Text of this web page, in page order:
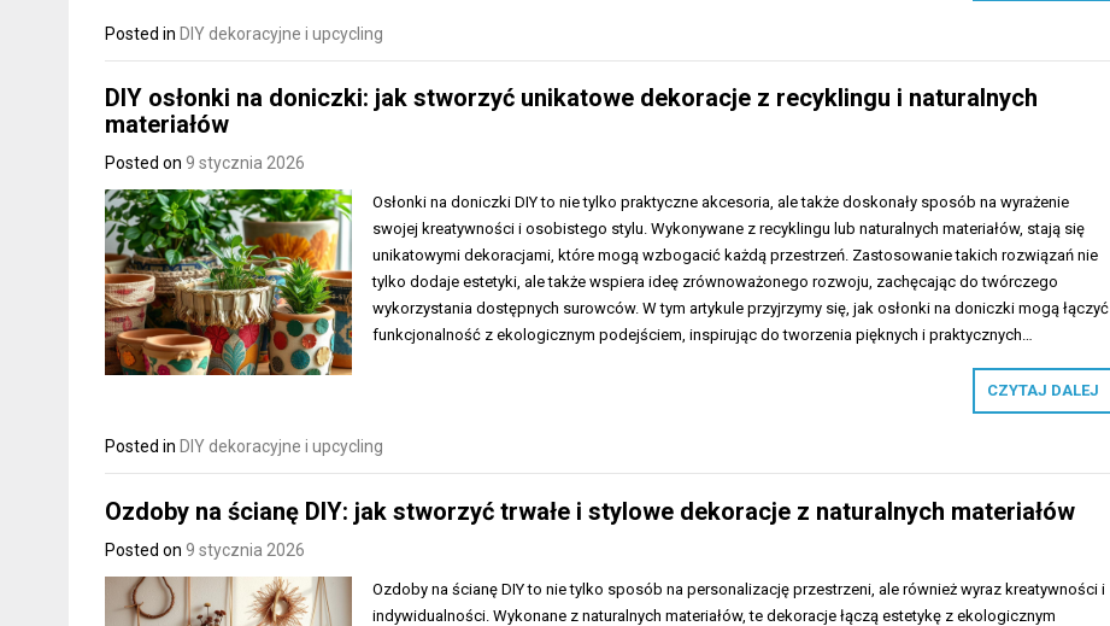
Posted in DIY dekoracyjne i upcycling
DIY osłonki na doniczki: jak stworzyć unikatowe dekoracje z recyklingu i naturalnych
materiałów
Posted on 9 stycznia 2026
Osłonki na doniczki DIY to nie tylko praktyczne akcesoria, ale także doskonały sposób na wyrażenie
swojej kreatywności i osobistego stylu. Wykonywane z recyklingu lub naturalnych materiałów, stają się
unikatowymi dekoracjami, które mogą wzbogacić każdą przestrzeń. Zastosowanie takich rozwiązań nie
tylko dodaje estetyki, ale także wspiera ideę zrównoważonego rozwoju, zachęcając do twórczego
wykorzystania dostępnych surowców. W tym artykule przyjrzymy się, jak osłonki na doniczki mogą łączyć
funkcjonalność z ekologicznym podejściem, inspirując do tworzenia pięknych i praktycznych…
CZYTAJ DALEJ
Posted in DIY dekoracyjne i upcycling
Ozdoby na ścianę DIY: jak stworzyć trwałe i stylowe dekoracje z naturalnych materiałów
Posted on 9 stycznia 2026
Ozdoby na ścianę DIY to nie tylko sposób na personalizację przestrzeni, ale również wyraz kreatywności i
indywidualności. Wykonane z naturalnych materiałów, te dekoracje łączą estetykę z ekologicznym